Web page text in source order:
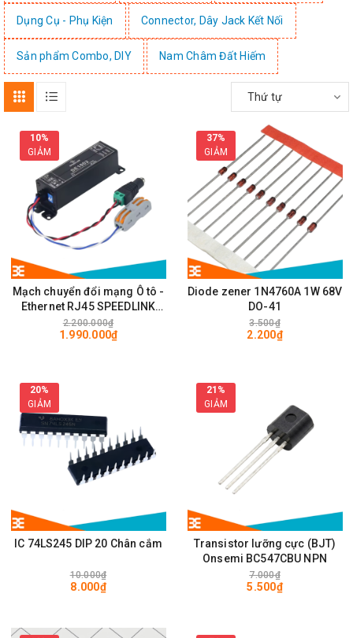
Dụng Cụ - Phụ Kiện Connector, Dây Jack Kết Nối
Sản phẩm Combo, DIY Nam Châm Đất Hiếm
Thứ tự
10%
GIẢM
Mạch chuyển đổi mạng Ô tô -
Ethernet RJ45 SPEEDLINK
SE1002 100Mps
2.200.000₫
1.990.000₫
37%
GIẢM
Diode zener 1N4760A 1W 68V
DO-41
3.500₫
2.200₫
20%
GIẢM
IC 74LS245 DIP 20 Chân cắm
10.000₫
8.000₫
21%
GIẢM
Transistor lưỡng cực (BJT)
Onsemi BC547CBU NPN
7.000₫
5.500₫